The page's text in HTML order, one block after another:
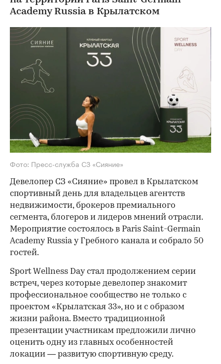
Academy Russia в Крылатском
Фото: Пресс-служба СЗ «Сияние»
Девелопер СЗ «Сияние» провел в Крылатском
спортивный день для владельцев агентств
недвижимости, брокеров премиального
сегмента, блогеров и лидеров мнений отрасли.
Мероприятие состоялось в Paris Saint-Germain
Academy Russia у Гребного канала и собрало 50
гостей.
Sport Wellness Day стал продолжением серии
встреч, через которые девелопер знакомит
профессиональное сообщество не только с
проектом «Крылатская 33», но и с образом
жизни района. Вместо традиционной
презентации участникам предложили лично
оценить одну из главных особенностей
локации — развитую спортивную среду.